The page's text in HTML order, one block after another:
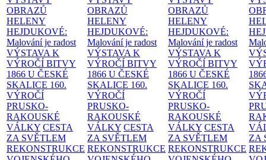
OBRAZŮ
HELENY
HEJDUKOVÉ:
Malování je radost
VÝSTAVA K
VÝROČÍ BITVY
1866 U ČESKÉ
SKALICE 160.
VÝROČÍ
PRUSKO-
RAKOUSKÉ
VÁLKY CESTA
ZA SVĚTLEM
REKONSTRUKCE
OBRAZŮ
HELENY
HEJDUKOVÉ:
Malování je radost
VÝSTAVA K
VÝROČÍ BITVY
1866 U ČESKÉ
SKALICE 160.
VÝROČÍ
PRUSKO-
RAKOUSKÉ
VÁLKY CESTA
ZA SVĚTLEM
REKONSTRUKCE
OBRAZŮ
HELENY
HEJDUKOVÉ:
Malování je radost
VÝSTAVA K
VÝROČÍ BITVY
1866 U ČESKÉ
SKALICE 160.
VÝROČÍ
PRUSKO-
RAKOUSKÉ
VÁLKY CESTA
ZA SVĚTLEM
REKONSTRUKCE
ZA